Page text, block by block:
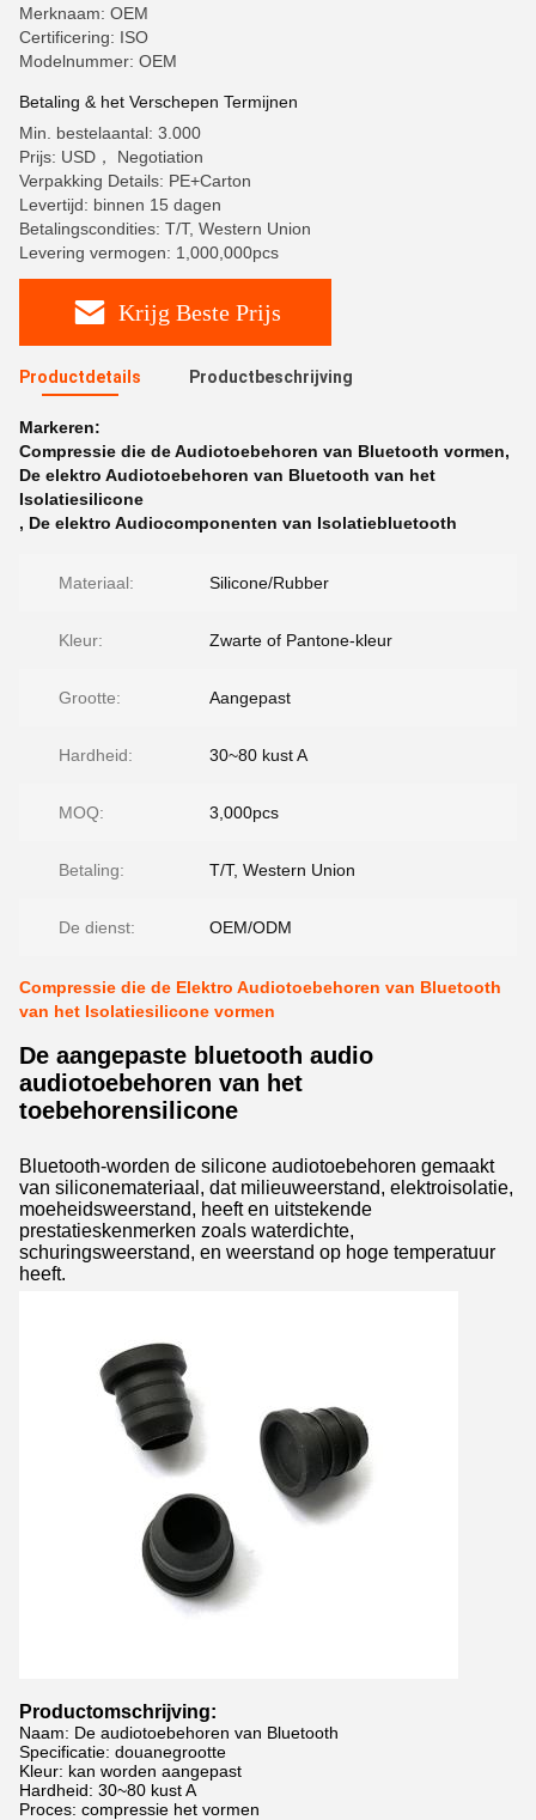
Merknaam: OEM
Certificering: ISO
Modelnummer: OEM
Betaling & het Verschepen Termijnen
Min. bestelaantal: 3.000
Prijs: USD， Negotiation
Verpakking Details: PE+Carton
Levertijd: binnen 15 dagen
Betalingscondities: T/T, Western Union
Levering vermogen: 1,000,000pcs
Krijg Beste Prijs
Productdetails Productbeschrijving
Markeren:
Compressie die de Audiotoebehoren van Bluetooth vormen,
De elektro Audiotoebehoren van Bluetooth van het
Isolatiesilicone
, De elektro Audiocomponenten van Isolatiebluetooth
Materiaal: Silicone/Rubber
Kleur: Zwarte of Pantone-kleur
Grootte: Aangepast
Hardheid: 30~80 kust A
MOQ: 3,000pcs
Betaling: T/T, Western Union
De dienst: OEM/ODM
Compressie die de Elektro Audiotoebehoren van Bluetooth
van het Isolatiesilicone vormen
De aangepaste bluetooth audio
audiotoebehoren van het
toebehorensilicone
Bluetooth-worden de silicone audiotoebehoren gemaakt
van siliconemateriaal, dat milieuweerstand, elektroisolatie,
moeheidsweerstand, heeft en uitstekende
prestatieskenmerken zoals waterdichte,
schuringsweerstand, en weerstand op hoge temperatuur
heeft.
Productomschrijving:
Naam: De audiotoebehoren van Bluetooth
Specificatie: douanegrootte
Kleur: kan worden aangepast
Hardheid: 30~80 kust A
Proces: compressie het vormen